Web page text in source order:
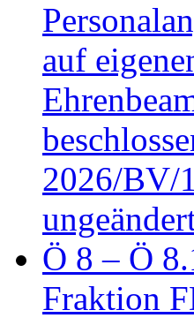
auf
2026/BV/
Ö 8 – Ö
Fraktion